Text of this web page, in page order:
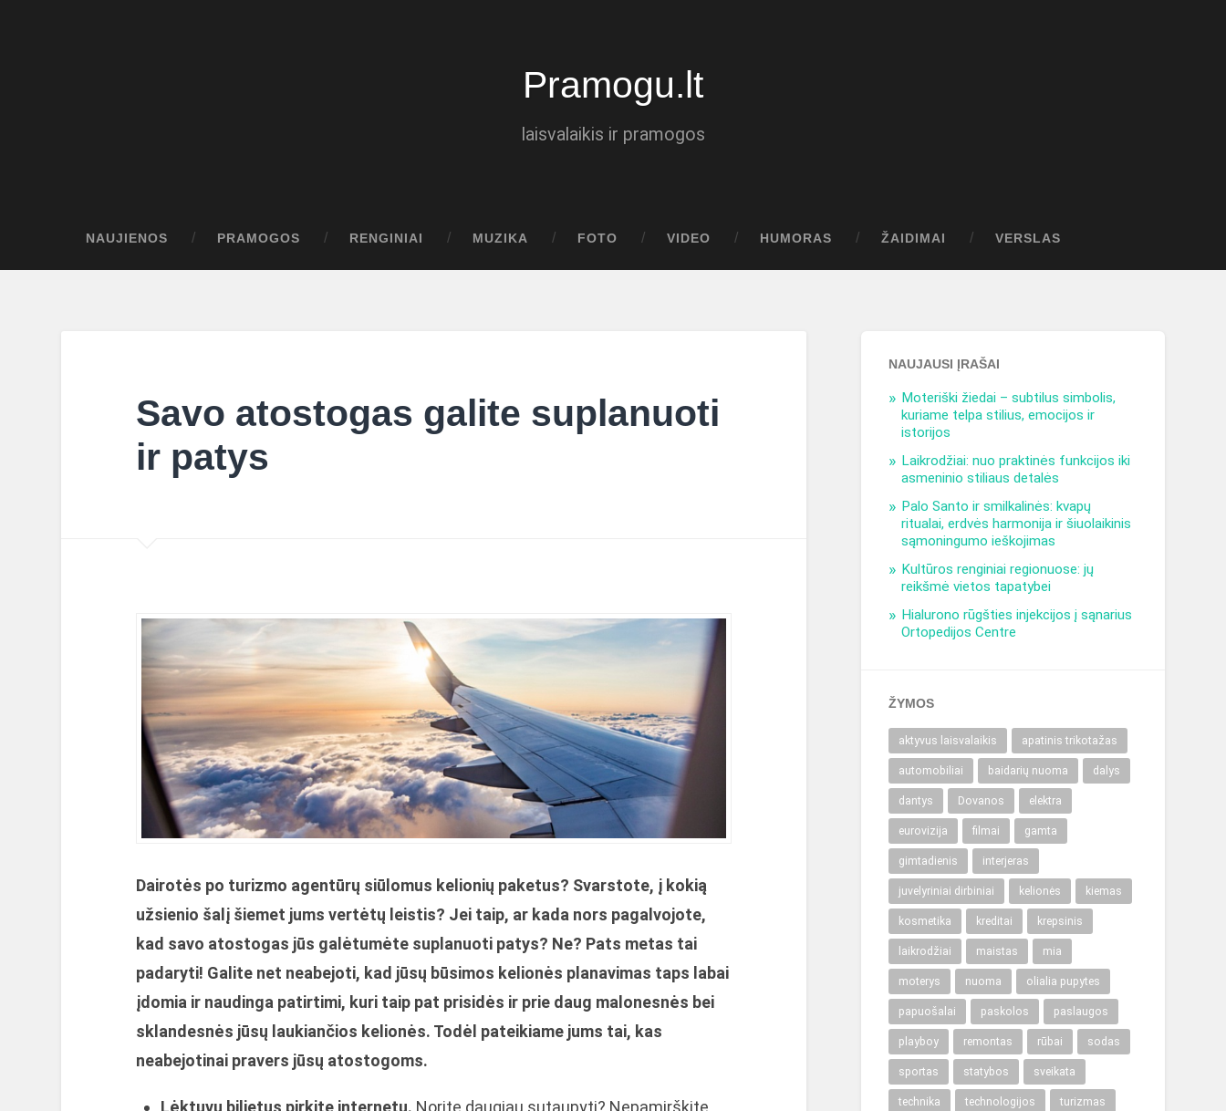
Pramogu.lt
laisvalaikis ir pramogos
NAUJIENOS PRAMOGOS RENGINIAI MUZIKA FOTO VIDEO HUMORAS ŽAIDIMAI VERSLAS
Savo atostogas galite suplanuoti
ir patys
Dairotės po turizmo agentūrų siūlomus kelionių paketus? Svarstote, į kokią
užsienio šalį šiemet jums vertėtų leistis? Jei taip, ar kada nors pagalvojote,
kad savo atostogas jūs galėtumėte suplanuoti patys? Ne? Pats metas tai
padaryti! Galite net neabejoti, kad jūsų būsimos kelionės planavimas taps labai
įdomia ir naudinga patirtimi, kuri taip pat prisidės ir prie daug malonesnės bei
sklandesnės jūsų laukiančios kelionės. Todėl pateikiame jums tai, kas
neabejotinai pravers jūsų atostogoms.
Lėktuvų bilietus pirkite internetu. Norite daugiau sutaupyti? Nepamirškite,
NAUJAUSI ĮRAŠAI
Moteriški žiedai – subtilus simbolis,
kuriame telpa stilius, emocijos ir
istorijos
Laikrodžiai: nuo praktinės funkcijos iki
asmeninio stiliaus detalės
Palo Santo ir smilkalinės: kvapų
ritualai, erdvės harmonija ir šiuolaikinis
sąmoningumo ieškojimas
Kultūros renginiai regionuose: jų
reikšmė vietos tapatybei
Hialurono rūgšties injekcijos į sąnarius
Ortopedijos Centre
ŽYMOS
aktyvus laisvalaikis apatinis trikotažas
automobiliai baidarių nuoma dalys
dantys Dovanos elektra
eurovizija filmai gamta
gimtadienis interjeras
juvelyriniai dirbiniai kelionės kiemas
kosmetika kreditai krepsinis
laikrodžiai maistas mia
moterys nuoma olialia pupytes
papuošalai paskolos paslaugos
playboy remontas rūbai sodas
sportas statybos sveikata
technika technologijos turizmas